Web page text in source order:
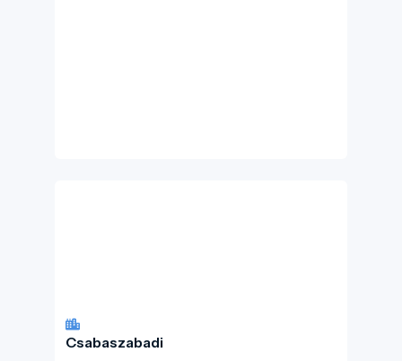
Csabaszabadi